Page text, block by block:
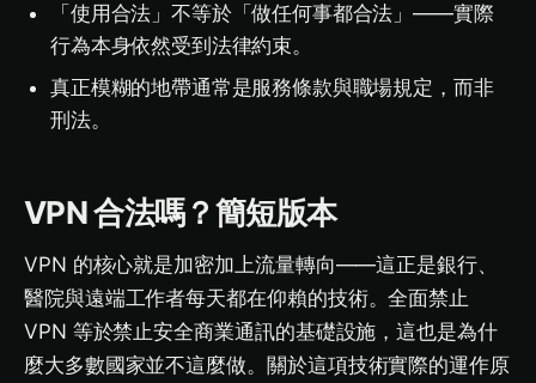
「使用合法」不等於「做任何事都合法」——實際
行為本身依然受到法律約束。
真正模糊的地帶通常是服務條款與職場規定，而非
刑法。
VPN 合法嗎？簡短版本
VPN 的核心就是加密加上流量轉向——這正是銀行、
醫院與遠端工作者每天都在仰賴的技術。全面禁止
VPN 等於禁止安全商業通訊的基礎設施，這也是為什
麼大多數國家並不這麼做。關於這項技術實際的運作原